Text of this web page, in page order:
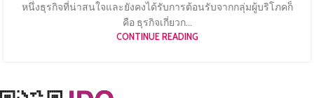
หนึ่งธุรกิจที่น่าสนใจและยังคงได้รับการต้อนรับจากกลุ่มผู้บริโภคก็
คือ ธุรกิจเกี่ยวก...
CONTINUE READING